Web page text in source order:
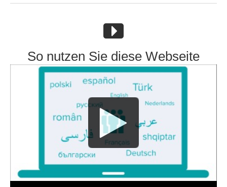
So nutzen Sie diese Webseite